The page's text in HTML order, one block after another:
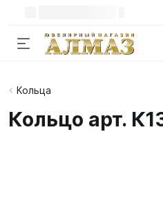
Кольца
Кольцо арт.